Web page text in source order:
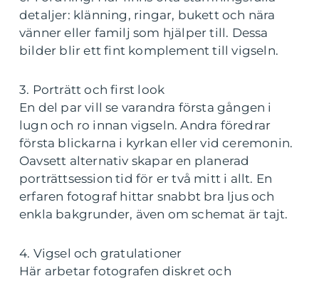
detaljer: klänning, ringar, bukett och nära
vänner eller familj som hjälper till. Dessa
bilder blir ett fint komplement till vigseln.
3. Porträtt och first look
En del par vill se varandra första gången i
lugn och ro innan vigseln. Andra föredrar
första blickarna i kyrkan eller vid ceremonin.
Oavsett alternativ skapar en planerad
porträttsession tid för er två mitt i allt. En
erfaren fotograf hittar snabbt bra ljus och
enkla bakgrunder, även om schemat är tajt.
4. Vigsel och gratulationer
Här arbetar fotografen diskret och